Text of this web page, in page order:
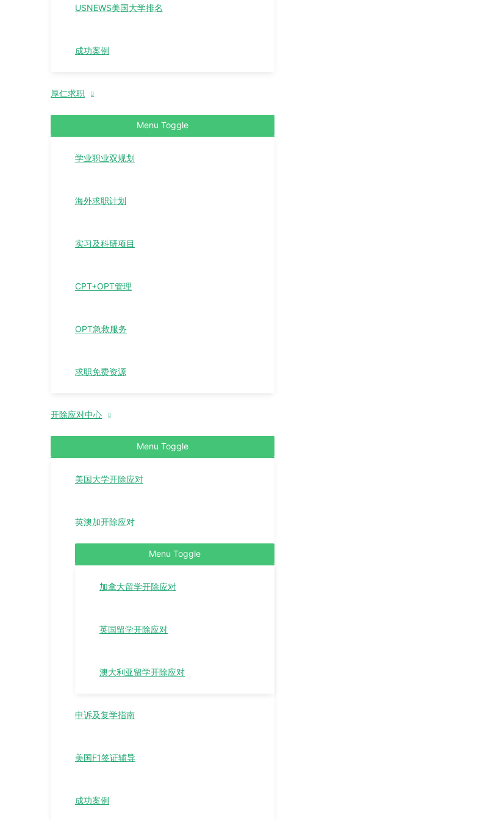
USNEWS美国大学排名
成功案例
厚仁求职
Menu Toggle
学业职业双规划
海外求职计划
实习及科研项目
CPT+OPT管理
OPT急救服务
求职免费资源
开除应对中心
Menu Toggle
美国大学开除应对
英澳加开除应对
Menu Toggle
加拿大留学开除应对
英国留学开除应对
澳大利亚留学开除应对
申诉及复学指南
美国F1签证辅导
成功案例